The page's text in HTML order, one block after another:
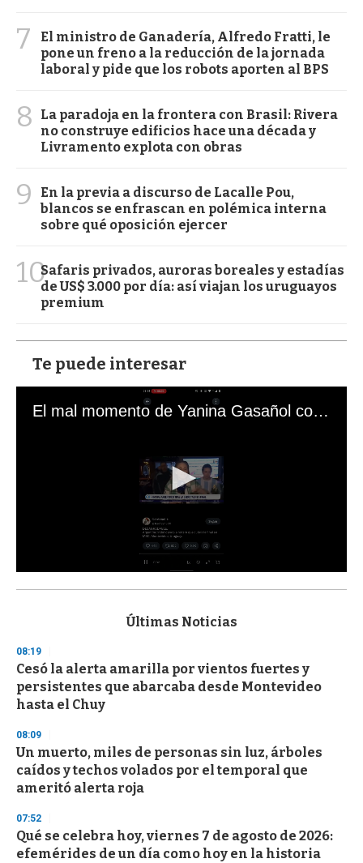
7
El ministro de Ganadería, Alfredo Fratti, le
pone un freno a la reducción de la jornada
laboral y pide que los robots aporten al BPS
8
La paradoja en la frontera con Brasil: Rivera
no construye edificios hace una década y
Livramento explota con obras
9
En la previa a discurso de Lacalle Pou,
blancos se enfrascan en polémica interna
sobre qué oposición ejercer
10Safaris privados, auroras boreales y estadías
de US$ 3.000 por día: así viajan los uruguayos
premium
Te puede interesar
El mal momento de Yanina Gasañol con un hincha argentino en "Subrayado"
s
d
s
o
f
3
s
e
c
o
n
s
Últimas Noticias
08:19
Cesó la alerta amarilla por vientos fuertes y
persistentes que abarcaba desde Montevideo
hasta el Chuy
08:09
Un muerto, miles de personas sin luz, árboles
caídos y techos volados por el temporal que
ameritó alerta roja
07:52
Qué se celebra hoy, viernes 7 de agosto de 2026:
efemérides de un día como hoy en la historia